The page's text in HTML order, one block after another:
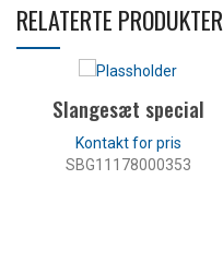
RELATERTE PRODUKTER
Slangesæt special
SBG11178000353